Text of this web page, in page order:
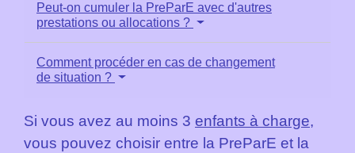
Peut-on cumuler la PreParE avec d'autres
prestations ou allocations ?
Comment procéder en cas de changement
de situation ?
Si vous avez au moins 3 enfants à charge,
vous pouvez choisir entre la PreParE et la